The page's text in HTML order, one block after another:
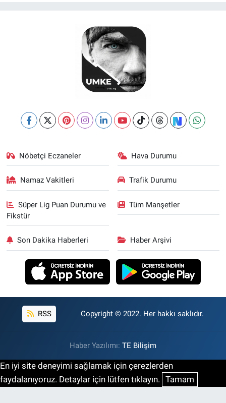
Nöbetçi Eczaneler Hava Durumu
Namaz Vakitleri Trafik Durumu
Süper Lig Puan Durumu ve
Fikstür
Tüm Manşetler
Son Dakika Haberleri Haber Arşivi
RSS Copyright © 2022. Her hakkı saklıdır.
Haber Yazılımı: TE Bilişim
En iyi site deneyimi sağlamak için çerezlerden
faydalanıyoruz. Detaylar için lütfen tıklayın. Tamam